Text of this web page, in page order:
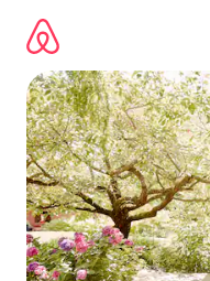
para
conteúdo